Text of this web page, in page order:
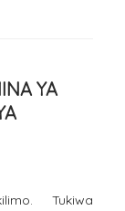
YA
Tukiwa